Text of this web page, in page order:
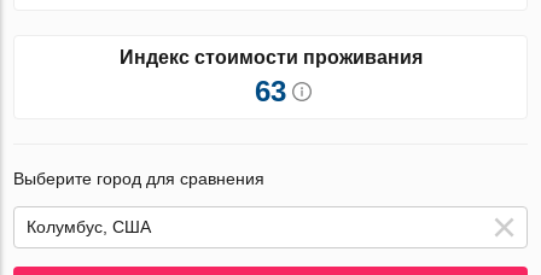
Индекс стоимости проживания
63
Выберите город для сравнения